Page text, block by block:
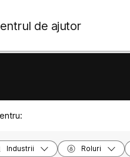
de ajutor
Industrii Roluri